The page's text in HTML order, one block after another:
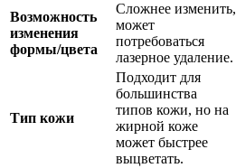
Возможность
изменения
формы/цвета
Сложнее изменить,
может
потребоваться
лазерное удаление.
Тип кожи
Подходит для
большинства
типов кожи, но на
жирной коже
может быстрее
выцветать.